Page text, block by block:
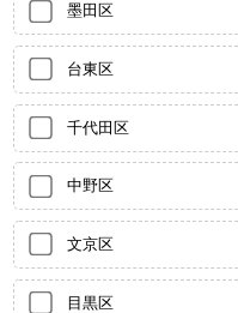
墨田区
台東区
千代田区
中野区
文京区
目黒区